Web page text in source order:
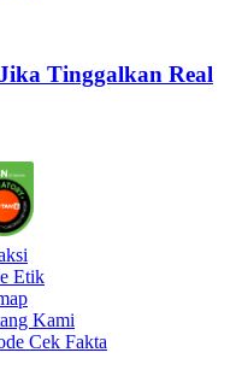
Tinggalkan Real
Etik
Kami
Cek Fakta